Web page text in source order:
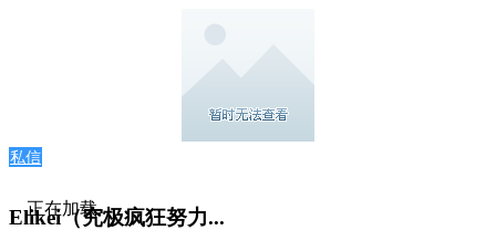
私信
Elikei（究极疯狂努力...
正在加载...